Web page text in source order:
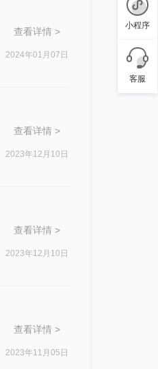
查看详情 >
2024年01月07日
查看详情 >
2023年12月10日
查看详情 >
2023年12月10日
查看详情 >
2023年11月05日
小程序
客服